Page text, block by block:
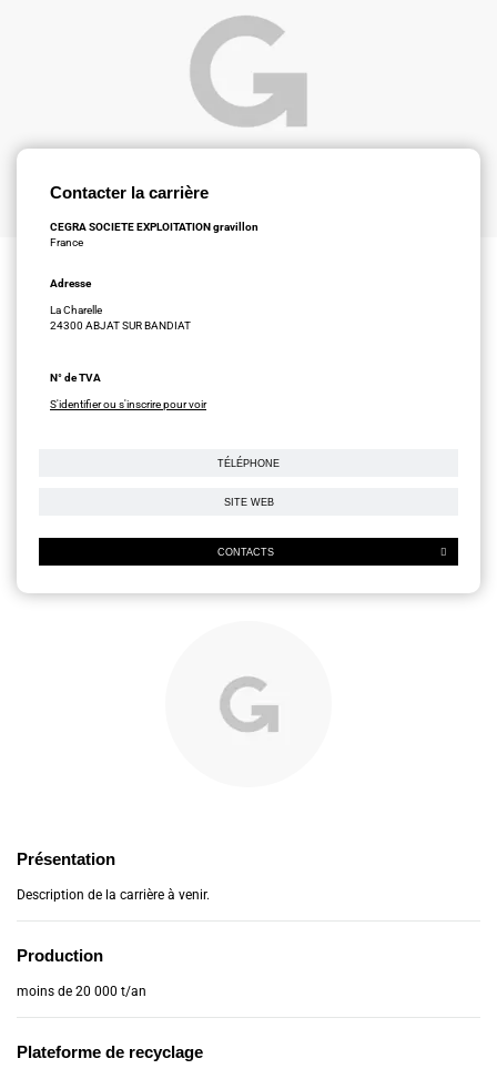
Contacter la carrière
CEGRA SOCIETE EXPLOITATION gravillon
France
Adresse
La Charelle
24300 ABJAT SUR BANDIAT
N° de TVA
S'identifier ou s'inscrire pour voir
TÉLÉPHONE
SITE WEB
CONTACTS
Présentation
Description de la carrière à venir.
Production
moins de 20 000 t/an
Plateforme de recyclage